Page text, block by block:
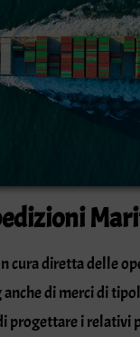
cura diretta delle
di merci di
progettare i relativi